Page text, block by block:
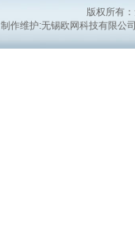
版权所有
制作维护:无锡欧网科技有限